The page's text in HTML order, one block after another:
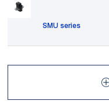
SMU series